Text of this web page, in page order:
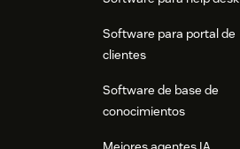
Software para portal de
clientes
Software de base de
conocimientos